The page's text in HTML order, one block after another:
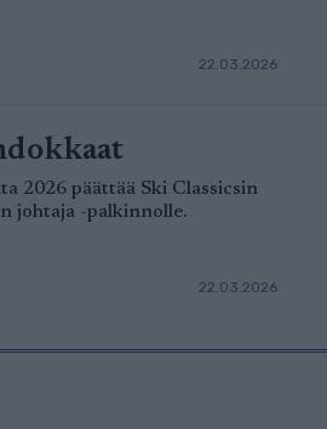
22.03.2026
2026 päättää Ski Classicsin
johtaja -palkinnolle.
22.03.2026